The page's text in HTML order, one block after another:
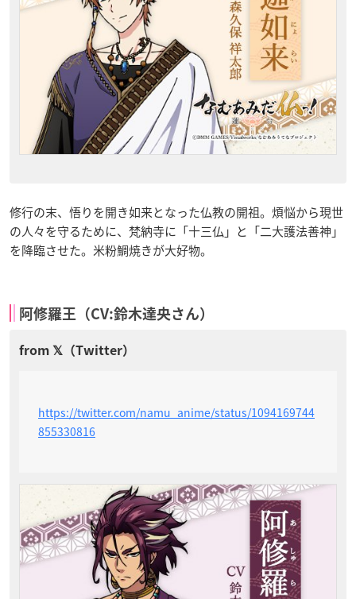
修行の末、悟りを開き如来となった仏教の開祖。煩悩から現世
の人々を守るために、梵納寺に「十三仏」と「二大護法善神」
を降臨させた。米粉鯛焼きが大好物。
阿修羅王（CV:鈴木達央さん）
https://twitter.com/namu_anime/status/1094169744
855330816